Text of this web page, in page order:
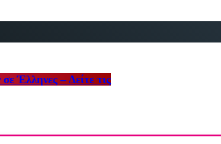
Έλληνες – Δείτε τις